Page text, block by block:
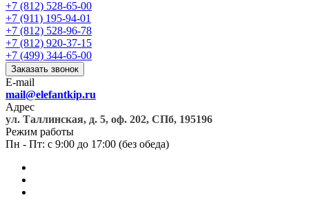
+7 (812) 528-65-00
+7 (911) 195-94-01
+7 (812) 528-96-78
+7 (812) 920-37-15
+7 (499) 344-65-00
Заказать звонок
E-mail
mail@elefantkip.ru
Адрес
ул. Таллинская, д. 5, оф. 202, СПб, 195196
Режим работы
Пн - Пт: с 9:00 до 17:00 (без обеда)